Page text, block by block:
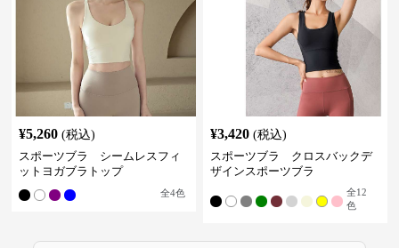
¥5,260 (税込)
スポーツブラ シームレスフィ
ットヨガブラトップ
全4色
¥3,420 (税込)
スポーツブラ クロスバックデ
ザインスポーツブラ
全12
色